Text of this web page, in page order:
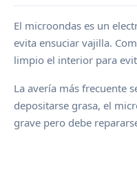
El microondas es un
evita ensuciar vajilla.
limpio el interior para
La avería más frecuente
depositarse grasa, el
grave pero debe